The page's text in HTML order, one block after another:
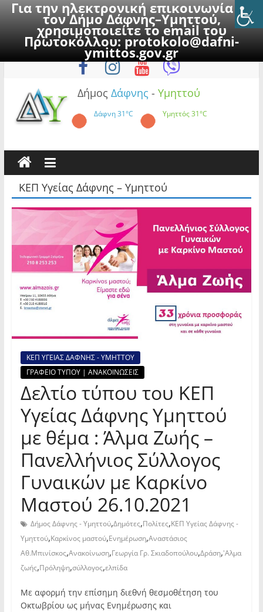
Για την ηλεκτρονική επικοινωνία με
τον Δήμο Δάφνης–Υμηττού,
χρησιμοποιείτε το email του
Πρωτοκόλλου:protokolo@dafni-
ymittos.gov.gr
to
Πέμπτη, 6 Αυγούστου 2026
Δήμος Δάφνης - Υμηττού
Δάφνη31°C Υμηττός31°C
ΚΕΠ Υγείας Δάφνης – Υμηττού
ΚΕΠ ΥΓΕΙΑΣ ΔΑΦΝΗΣ - ΥΜΗΤΤΟΥ
ΓΡΑΦΕΙΟ ΤΥΠΟΥ | ΑΝΑΚΟΙΝΩΣΕΙΣ
Δελτίο τύπου του ΚΕΠ
Υγείας Δάφνης Υμηττού
με θέμα : Άλμα Ζωής –
Πανελλήνιος Σύλλογος
Γυναικών με Καρκίνο
Μαστού 26.10.2021
Δήμος Δάφνης - Υμηττού,Δημότες,Πολίτες,ΚΕΠ Υγείας Δάφνης -
Υμηττού,Καρκίνος μαστού,Ενημέρωση,Αναστάσιος
Αθ.Μπινίσκος,Ανακοίνωση,Γεωργία Γρ. Σκιαδοπούλου,Δράση,'Αλμα
ζωής,Πρόληψη,σύλλογος,ελπίδα
Με αφορμή την επίσημη διεθνή θεσμοθέτηση του
Οκτωβρίου ως μήνας Ενημέρωσης και